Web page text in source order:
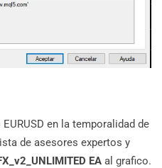
en la temporalidad de
de asesores expertos y
EA al grafico.